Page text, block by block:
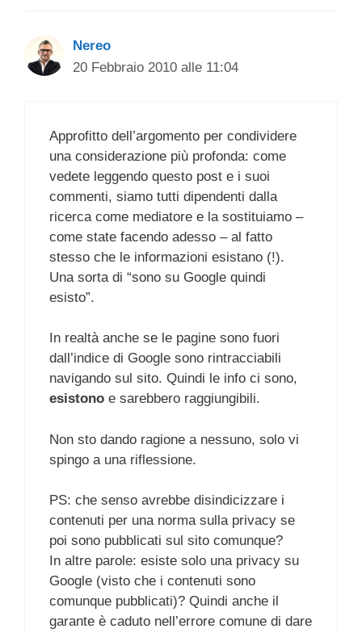
Nereo
20 Febbraio 2010 alle 11:04
Approfitto dell’argomento per condividere
una considerazione più profonda: come
vedete leggendo questo post e i suoi
commenti, siamo tutti dipendenti dalla
ricerca come mediatore e la sostituiamo –
come state facendo adesso – al fatto
stesso che le informazioni esistano (!).
Una sorta di “sono su Google quindi
esisto”.
In realtà anche se le pagine sono fuori
dall’indice di Google sono rintracciabili
navigando sul sito. Quindi le info ci sono,
esistono e sarebbero raggiungibili.
Non sto dando ragione a nessuno, solo vi
spingo a una riflessione.
PS: che senso avrebbe disindicizzare i
contenuti per una norma sulla privacy se
poi sono pubblicati sul sito comunque?
In altre parole: esiste solo una privacy su
Google (visto che i contenuti sono
comunque pubblicati)? Quindi anche il
garante è caduto nell’errore comune di dare